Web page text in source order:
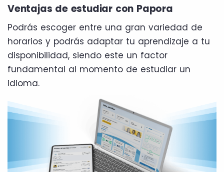
Ventajas de estudiar con Papora
Podrás escoger entre una gran variedad de
horarios y podrás adaptar tu aprendizaje a tu
disponibilidad, siendo este un factor
fundamental al momento de estudiar un
idioma.